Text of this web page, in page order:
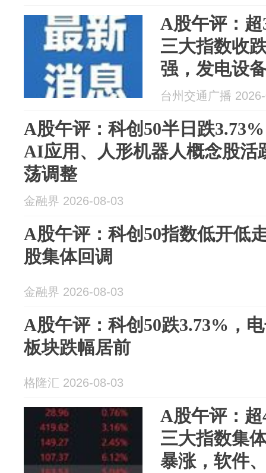
A股午评：
三大指数收
强，发电设
半导体设备
台州交通广播
A股午评：科创50半日跌
AI应用、人形机器人概念股活
荡调整
金融界 2026-08-03
A股午评：科创50指数低开低
股集体回调
金融界 2026-08-03
A股午评：科创50跌3.73%，
板块跌幅居前
格隆汇 2026-08-03
A股午评：
三大指数集
暴涨，软件